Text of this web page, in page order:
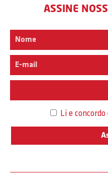
ASSINE
Li e concordo